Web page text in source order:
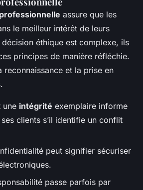
assure que les
le meilleur intérêt de leurs
décision éthique est complexe, ils
principes de manière réfléchie.
reconnaissance et la prise en
une intégrité exemplaire informe
clients s’il identifie un conflit
peut signifier sécuriser
passe parfois par